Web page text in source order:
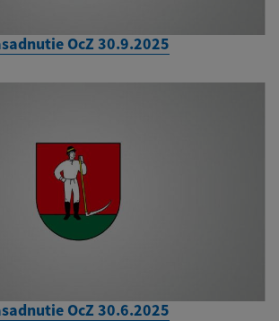
OcZ 30.9.2025
OcZ 30.6.2025